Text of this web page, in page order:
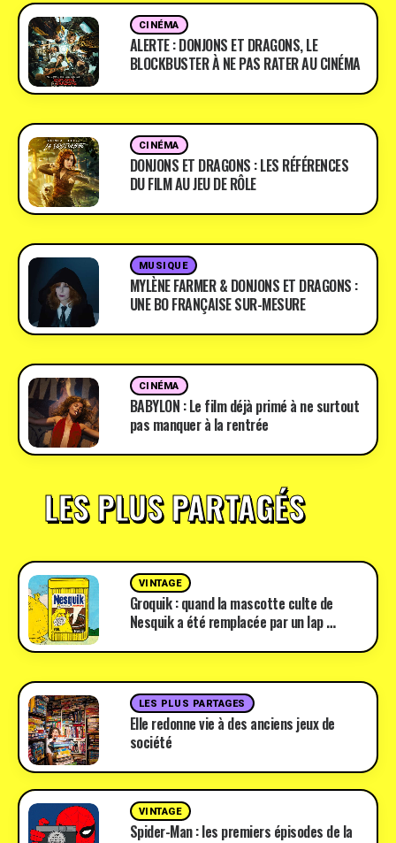
CINÉMA
ALERTE : DONJONS ET DRAGONS, LE
BLOCKBUSTER À NE PAS RATER AU CINÉMA
CINÉMA
DONJONS ET DRAGONS : LES RÉFÉRENCES
DU FILM AU JEU DE RÔLE
MUSIQUE
MYLÈNE FARMER & DONJONS ET DRAGONS :
UNE BO FRANÇAISE SUR-MESURE
CINÉMA
BABYLON : Le film déjà primé à ne surtout
pas manquer à la rentrée
LES PLUS PARTAGÉS
VINTAGE
Groquik : quand la mascotte culte de
Nesquik a été remplacée par un lap …
LES PLUS PARTAGES
Elle redonne vie à des anciens jeux de
société
VINTAGE
Spider-Man : les premiers épisodes de la